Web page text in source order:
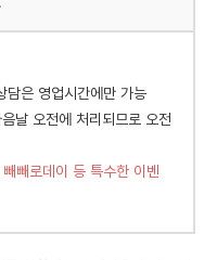
담은 영업시간에만 가능
날 오전에 처리되므로 오전
빼로데이 등 특수한 이벤